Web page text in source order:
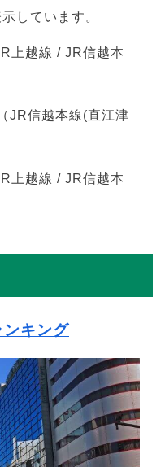
しています。
上越線 / JR信越本
（JR信越本線(直江津
上越線 / JR信越本
キング